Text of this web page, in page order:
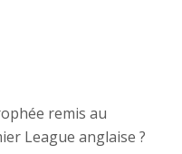
remis au
League anglaise ?